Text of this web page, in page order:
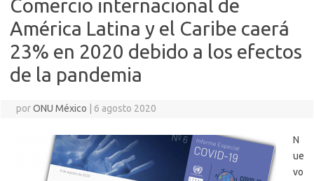
Comercio internacional de
América Latina y el Caribe caerá
23% en 2020 debido a los efectos
de la pandemia
porONU México 6 agosto 2020
N
ue
vo